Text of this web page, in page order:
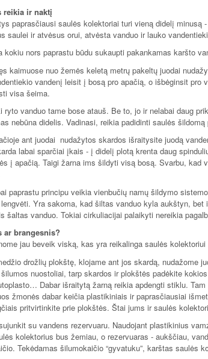
reikia ir naktį
paprasčiausi saulės kolektoriai turi vieną didelį
saulei ir atvėsus orui, atvėsta vanduo ir lauko
kokiu nors paprastu būdu sukaupti pakankamas karšto
kaimuose nuo žemės keletą metrų pakeltų juodai
vandenį leisit į bosą pro apačią, o išbėginsit pro
visa šeima.
ryto vanduo tame bose atauš. Be to, jo ir nelabai daug
nebūna didelis. Vadinasi, reikia padidinti saulės
ant juodai nudažytos skardos išraitysite juodą
labai sparčiai įkais - į didelį plotą krenta daug
į apačią. Taigi žarna ims šildyti visą bosą. Svarbu,
paprastu principu veikia vienbučių namų šildymo
Yra sakoma, kad šiltas vanduo kyla aukštyn,
šaltas vanduo. Tokiai cirkuliacijai palaikyti nereikia
ar brangesnis?
jau beveik viską, kas yra reikalinga saulės kolektoriui
drožlių plokštę, klojame ant jos skardą, nudažome
nuostoliai, tarp skardos ir plokštės padėkite
Dabar išraitytą žarną reikia apdengti stiklu.
žmonės dabar keičia plastikiniais ir paprasčiausiai
pritvirtinkite prie plokštės. Štai jums ir saulės
su vandens rezervuaru. Naudojant plastikinius
kolektorius bus žemiau, o rezervuaras - aukščiau,
Tekėdamas šilumokaičio “gyvatuku”, karštas saulės